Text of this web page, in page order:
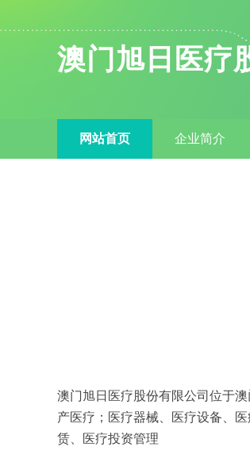
澳门旭日医疗
网站首页 企业简介
澳门旭日医疗股份有限公司位于
产医疗；医疗器械、医疗设备、
赁、医疗投资管理